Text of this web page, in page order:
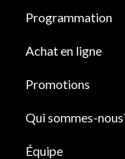
Programmation
Achat en ligne
Promotions
Qui sommes-
Équipe